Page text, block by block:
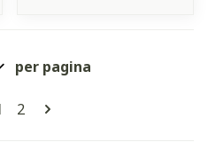
Pagina's
lees momenteel pagina
Pagina
2
per pagina